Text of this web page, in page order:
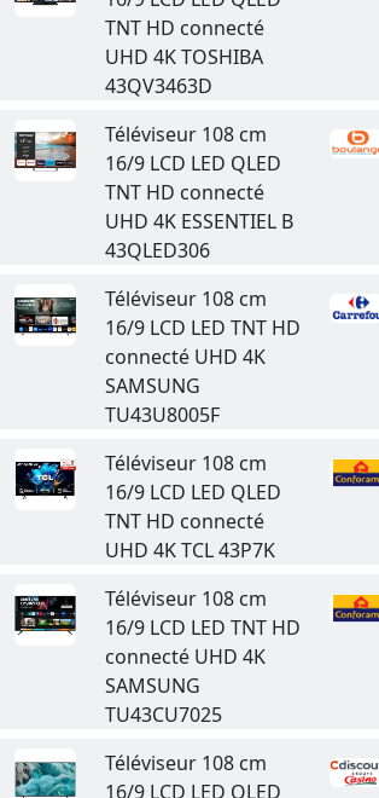
TNT HD connecté
UHD 4K TOSHIBA
43QV3463D
Téléviseur 108 cm
16/9 LCD LED QLED
TNT HD connecté
UHD 4K ESSENTIEL B
43QLED306
Téléviseur 108 cm
16/9 LCD LED TNT HD
connecté UHD 4K
SAMSUNG
TU43U8005F
Téléviseur 108 cm
16/9 LCD LED QLED
TNT HD connecté
UHD 4K TCL 43P7K
Téléviseur 108 cm
16/9 LCD LED TNT HD
connecté UHD 4K
SAMSUNG
TU43CU7025
Téléviseur 108 cm
16/9 LCD LED QLED